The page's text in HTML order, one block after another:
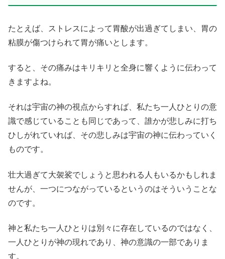
たとえば、ストレスによって胃酸が出過ぎてしまい、胃の
粘膜が傷つけられて胃が痛いとします。
すると、その痛みはキリキリと全身に響くように伝わって
きますよね。
それは宇宙の神の視点からすれば、私たち一人ひとりの意
識で感じていることも同じであって、誰かが悲しみに打ち
ひしがれていれば、その悲しみは宇宙の神に伝わっていく
ものです。
壮大過ぎて大袈裟でしょうと思われる人もいるかもしれま
せんが、一つにつながっているというのはそういうことな
のです。
神と私たち一人ひとりは別々に存在しているのではなく、
一人ひとりが神の現れであり、神の意識の一部でありま
す。